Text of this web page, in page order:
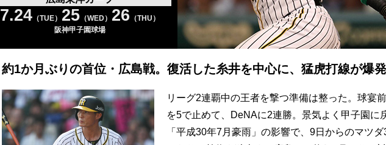
7.24 （TUE） 25 （WED） 26 （THU）
阪神甲子園球場
約1か月ぶりの首位・広島戦。復活した糸井を中心に、猛虎打線が爆
リーグ2連覇中の王者を撃つ準備は整った。球宴
を5で止めて、DeNAに2連勝。景気よく甲子園に
「平成30年7月豪雨」の影響で、9日からのマツ